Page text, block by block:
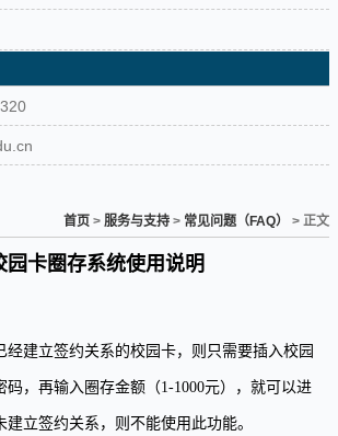
首页 > 服务与支持 > 常见问题（FAQ） > 正文
园卡圈存系统使用说明
经建立签约关系的校园卡，则只需要插入校园
码，再输入圈存金额（1-1000元），就可以进
立签约关系，则不能使用此功能。